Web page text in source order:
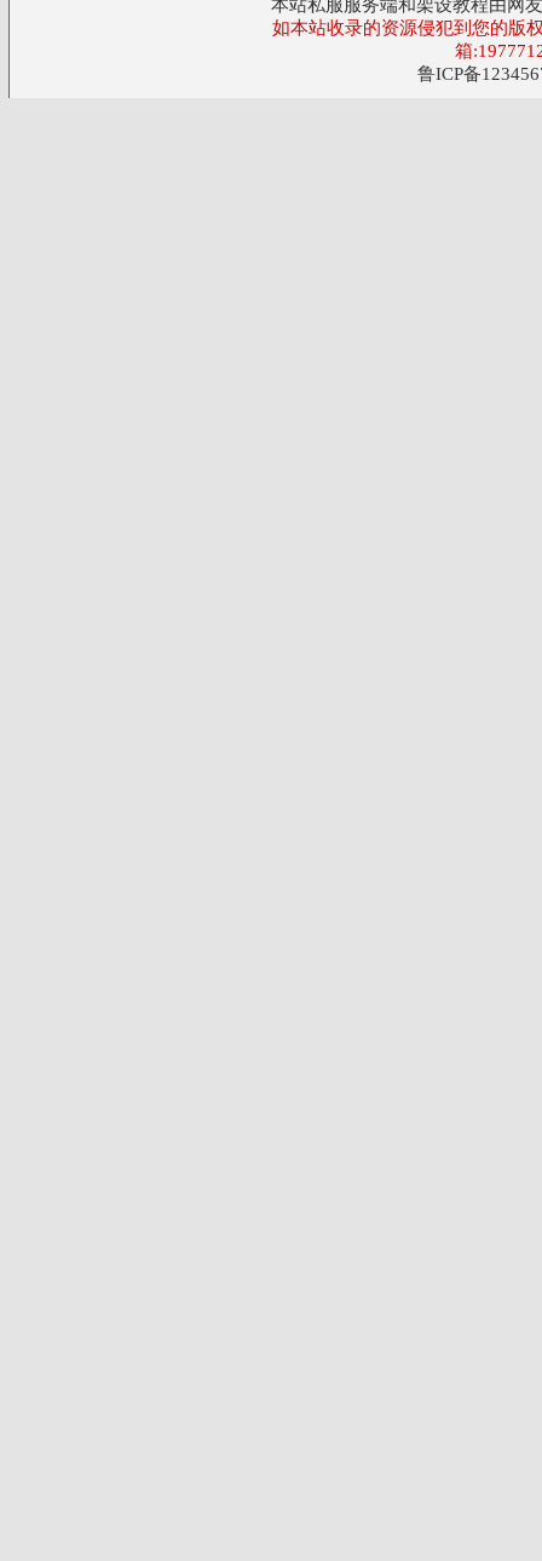
本站私服服务端和架设教程由网
如本站收录的资源侵犯到您的版
箱
鲁ICP备